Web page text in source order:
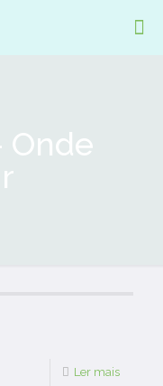
Onde
Ler mais